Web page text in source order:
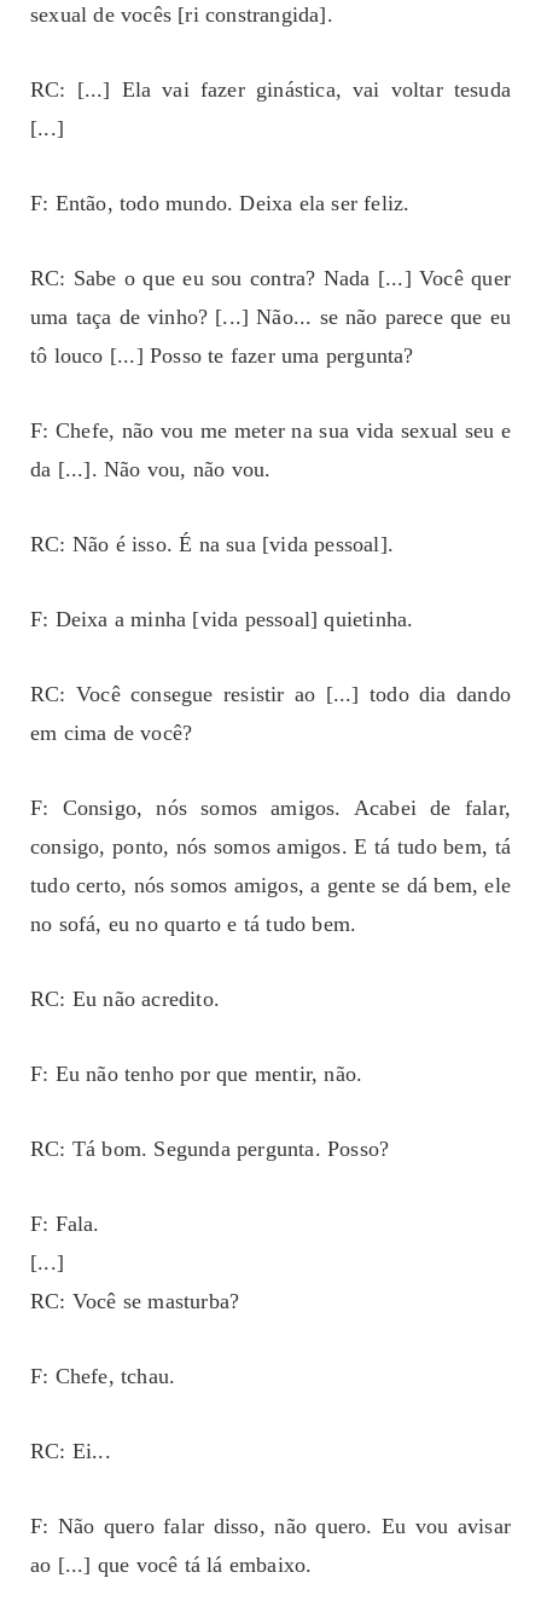
sexual de vocês [ri constrangida].
RC: [...] Ela vai fazer ginástica, vai voltar tesuda
[...]
F: Então, todo mundo. Deixa ela ser feliz.
RC: Sabe o que eu sou contra? Nada [...] Você quer
uma taça de vinho? [...] Não... se não parece que eu
tô louco [...] Posso te fazer uma pergunta?
F: Chefe, não vou me meter na sua vida sexual seu e
da [...]. Não vou, não vou.
RC: Não é isso. É na sua [vida pessoal].
F: Deixa a minha [vida pessoal] quietinha.
RC: Você consegue resistir ao [...] todo dia dando
em cima de você?
F: Consigo, nós somos amigos. Acabei de falar,
consigo, ponto, nós somos amigos. E tá tudo bem, tá
tudo certo, nós somos amigos, a gente se dá bem, ele
no sofá, eu no quarto e tá tudo bem.
RC: Eu não acredito.
F: Eu não tenho por que mentir, não.
RC: Tá bom. Segunda pergunta. Posso?
F: Fala.
[...]
RC: Você se masturba?
F: Chefe, tchau.
RC: Ei...
F: Não quero falar disso, não quero. Eu vou avisar
ao [...] que você tá lá embaixo.